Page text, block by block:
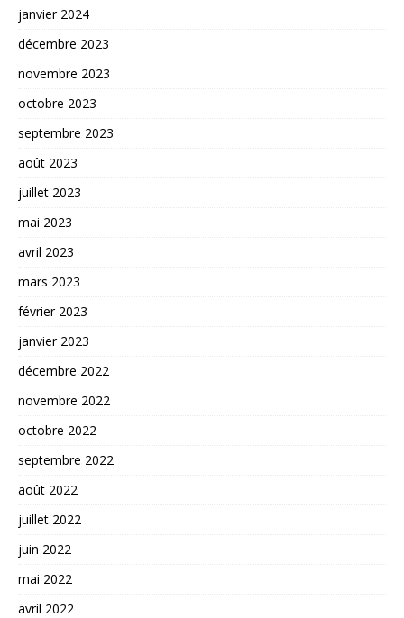
janvier 2024
décembre 2023
novembre 2023
octobre 2023
septembre 2023
août 2023
juillet 2023
mai 2023
avril 2023
mars 2023
février 2023
janvier 2023
décembre 2022
novembre 2022
octobre 2022
septembre 2022
août 2022
juillet 2022
juin 2022
mai 2022
avril 2022